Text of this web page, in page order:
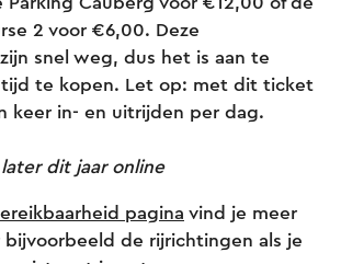
2 voor €6,00. Deze
snel weg, dus het is aan te
tijd te kopen. Let op: met dit ticket
keer in- en uitrijden per dag.
dit jaar online
pagina vind je meer
bijvoorbeeld de rijrichtingen als je